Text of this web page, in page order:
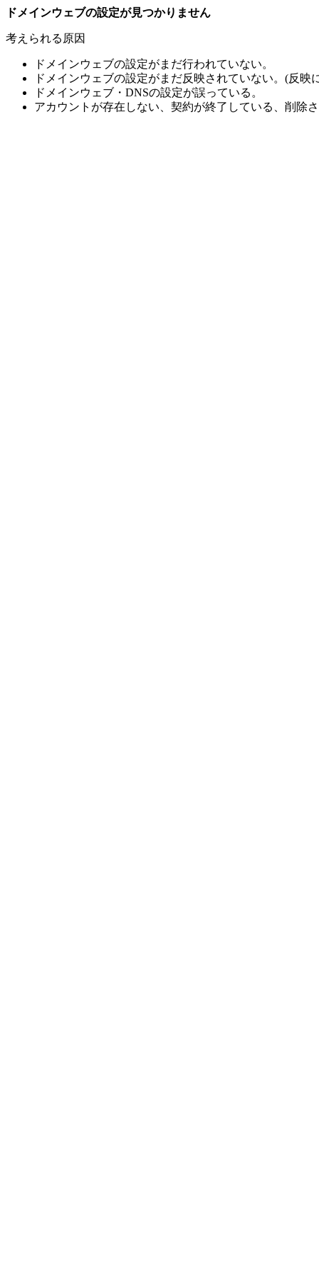
ドメインウェブの設定が見つかりません
考えられる原因
ドメインウェブの設定がまだ行われていない。
ドメインウェブの設定がまだ反映されていない。(反
ドメインウェブ・DNSの設定が誤っている。
アカウントが存在しない、契約が終了している、削除